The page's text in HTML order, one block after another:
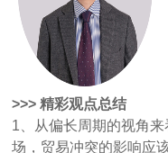
>>> 精彩观点总结
1、从偏长周期的视角
场，贸易冲突的影响应